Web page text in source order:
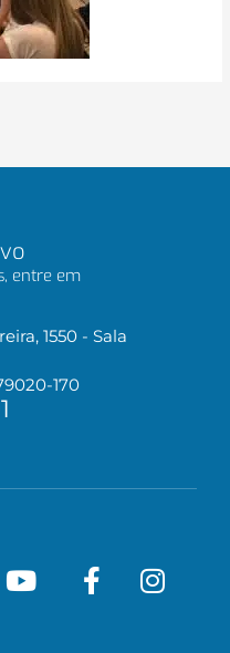
entre em
1550 - Sala
170